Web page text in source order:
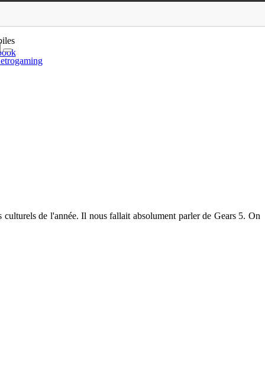
de l'année. Il nous fallait absolument parler de Gears 5. On